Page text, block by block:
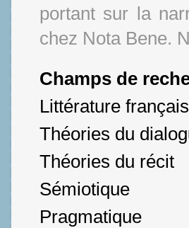
portant sur la
chez Nota Bene.
Champs de
Littérature
Théories du
Théories du récit
Sémiotique
Pragmatique